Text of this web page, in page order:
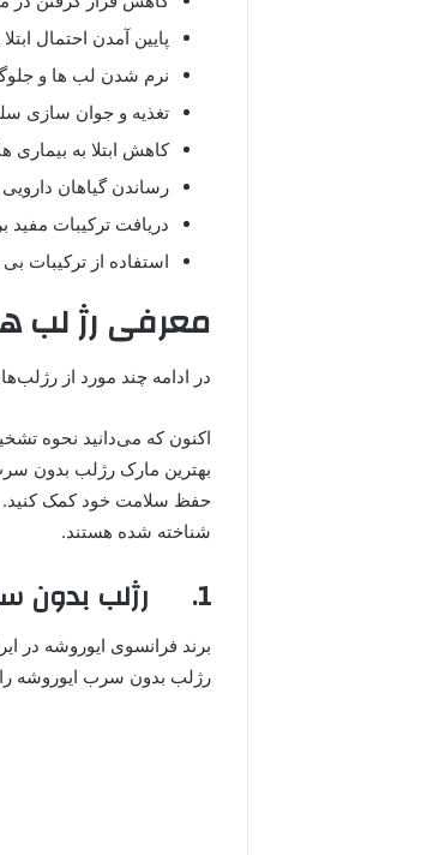
پایین آمدن احتمال
نرم شدن لب ها و
تغذیه و جوان سازی
کاهش ابتلا به
رساندن گیاهان
دریافت ترکیبات مفید
استفاده از ترکیبات
معرفی رژ لب
در ادامه چند مورد از
اکنون که می‌دانید نحوه
بهترین مارک رژلب بدون
حفظ سلامت خود کمک کنید. در
شناخته شده‌ هستند.
1. رژلب بدون سرب ایوروشه
برند فرانسوی ایوروشه در
رژلب بدون سرب ایوروشه